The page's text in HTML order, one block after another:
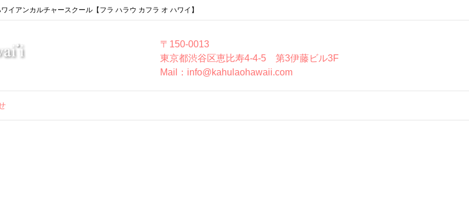
イアンカルチャースクール【フラ ハラウ カフラ オ ハワイ】
〒150-0013
東京都渋谷区恵比寿4-4-5 第3伊藤ビル3F
Mail：info@kahulaohawaii.com